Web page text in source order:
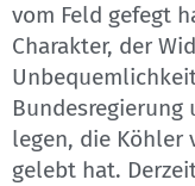
vom Feld gefegt
Charakter, der
Bundesregierung
legen, die Köhler
gelebt hat.